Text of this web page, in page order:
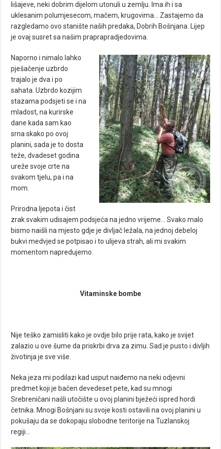
lišajeve, neki dobrim dijelom utonuli u zemlju. Ima ih i sa
uklesanim polumjesecom, mačem, krugovima… Zastajemo da
razgledamo ovo stanište naših predaka, Dobrih Bošnjana. Lijep
je ovaj susret sa našim praprapradjedovima.
Naporno i nimalo lahko
pješačenje uzbrdo
trajalo je dva i po
sahata. Uzbrdo kozijim
stazama podsjeti se i na
mladost, na kurirske
dane kada sam kao
srna skako po ovoj
planini, sada je to dosta
teže, dvadeset godina
ureže svoje crte na
svakom tjelu, pa i na
mom.
Prirodna ljepota i čist
zrak svakim udisajem podsjeća na jedno vrijeme… Svako malo
bismo naišli na mjesto gdje je divljač ležala, na jednoj debeloj
bukvi medvjed se potpisao i to ulijeva strah, ali mi svakim
momentom napredujemo.
Vitaminske bombe
Nije teško zamisliti kako je ovdje bilo prije rata, kako je svijet
zalazio u ove šume da priskrbi drva za zimu. Sad je pusto i divljih
životinja je sve više.
Neka jeza mi podilazi kad usput naiđemo na neki odjevni
predmet koji je bačen devedeset pete, kad su mnogi
Srebreničani našli utočište u ovoj planini bježeći ispred hordi
četnika. Mnogi Bošnjani su svoje kosti ostavili na ovoj planini u
pokušaju da se dokopaju slobodne teritorije na Tuzlanskoj
regiji…